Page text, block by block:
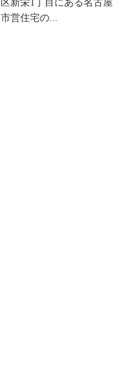
区新栄1丁目にある名古屋
市営住宅の...